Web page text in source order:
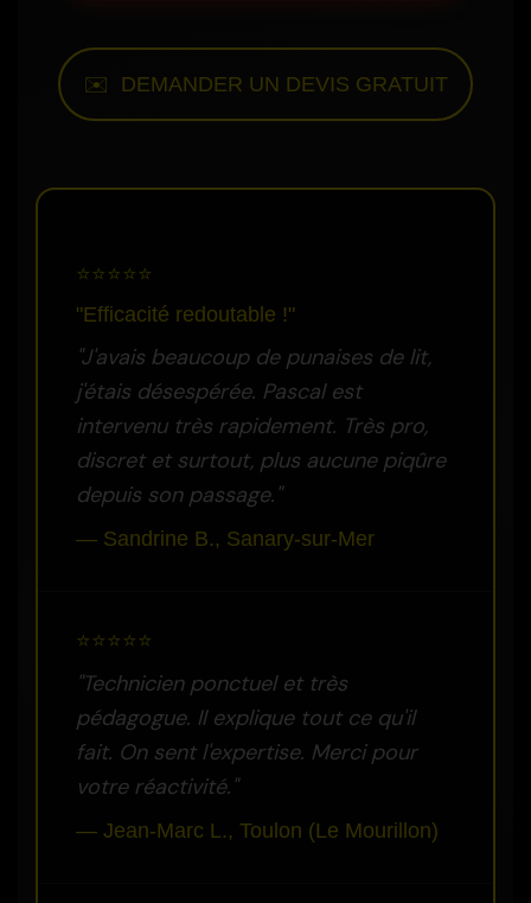
✉️ DEMANDER UN DEVIS GRATUIT
⭐⭐⭐⭐⭐
"Efficacité redoutable !"
"J'avais beaucoup de punaises de lit,
j'étais désespérée. Pascal est
intervenu très rapidement. Très pro,
discret et surtout, plus aucune piqûre
depuis son passage."
— Sandrine B., Sanary-sur-Mer
⭐⭐⭐⭐⭐
"Technicien ponctuel et très
pédagogue. Il explique tout ce qu'il
fait. On sent l'expertise. Merci pour
votre réactivité."
— Jean-Marc L., Toulon (Le Mourillon)